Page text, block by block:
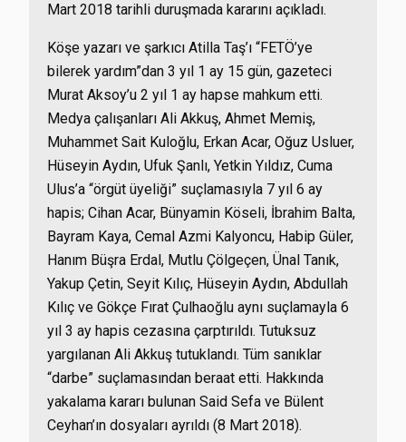
Mart 2018 tarihli duruşmada kararını açıkladı.
Köşe yazarı ve şarkıcı Atilla Taş’ı “FETÖ’ye
bilerek yardım”dan 3 yıl 1 ay 15 gün, gazeteci
Murat Aksoy’u 2 yıl 1 ay hapse mahkum etti.
Medya çalışanları Ali Akkuş, Ahmet Memiş,
Muhammet Sait Kuloğlu, Erkan Acar, Oğuz Usluer,
Hüseyin Aydın, Ufuk Şanlı, Yetkin Yıldız, Cuma
Ulus’a “örgüt üyeliği” suçlamasıyla 7 yıl 6 ay
hapis; Cihan Acar, Bünyamin Köseli, İbrahim Balta,
Bayram Kaya, Cemal Azmi Kalyoncu, Habip Güler,
Hanım Büşra Erdal, Mutlu Çölgeçen, Ünal Tanık,
Yakup Çetin, Seyit Kılıç, Hüseyin Aydın, Abdullah
Kılıç ve Gökçe Fırat Çulhaoğlu aynı suçlamayla 6
yıl 3 ay hapis cezasına çarptırıldı. Tutuksuz
yargılanan Ali Akkuş tutuklandı. Tüm sanıklar
“darbe” suçlamasından beraat etti. Hakkında
yakalama kararı bulunan Said Sefa ve Bülent
Ceyhan’ın dosyaları ayrıldı (8 Mart 2018).